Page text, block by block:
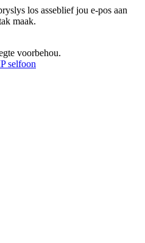
los asseblief jou e-pos aan
maak.
voorbehou.
selfoon